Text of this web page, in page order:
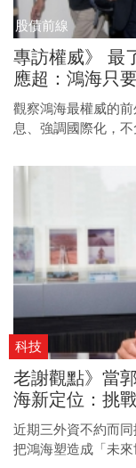
股債前線
專訪權威》 最
應超：鴻海只
觀察鴻海最權威的
息、強調國際化，
科技
老謝觀點》當
海新定位：挑
近期三外資不約而
把鴻海塑造成「未